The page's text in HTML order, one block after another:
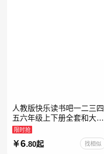
人教版快乐读书吧一二三四
五六年级上下册全套和大人
一起读人教版读读童谣和儿
歌小鲤鱼跳龙门中国古代寓
言安徒生童话学生阅读课外
限时抢
6.80起 找相似